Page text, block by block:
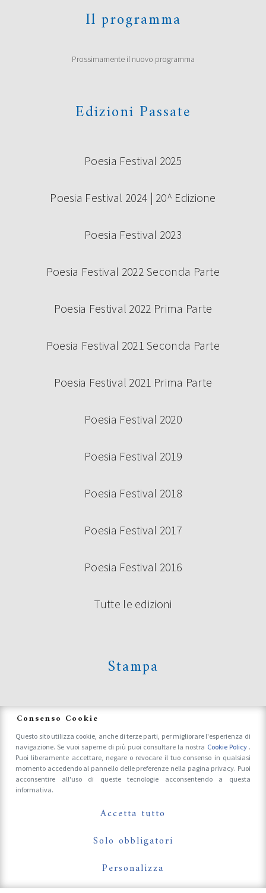
Il programma
Prossimamente il nuovo programma
Edizioni Passate
Poesia Festival 2025
Poesia Festival 2024 | 20^ Edizione
Poesia Festival 2023
Poesia Festival 2022 Seconda Parte
Poesia Festival 2022 Prima Parte
Poesia Festival 2021 Seconda Parte
Poesia Festival 2021 Prima Parte
Poesia Festival 2020
Poesia Festival 2019
Poesia Festival 2018
Poesia Festival 2017
Poesia Festival 2016
Tutte le edizioni
Stampa
Accrediti Stampa e Fotografi
Follow Us On
Consenso Cookie
Questo sito utilizza cookie, anche di terze parti, per migliorare l'esperienza di
navigazione. Se vuoi saperne di più puoi consultare la nostra Cookie Policy .
Puoi liberamente accettare, negare o revocare il tuo consenso in qualsiasi
momento accedendo al pannello delle preferenze nella pagina privacy. Puoi
acconsentire all'uso di queste tecnologie acconsentendo a questa
informativa.
Accetta tutto
Solo obbligatori
Personalizza